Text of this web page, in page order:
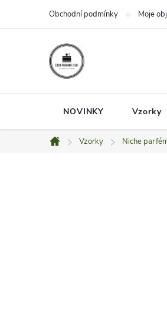
Obchodní podmínky Moje
NOVINKY Vzorky
Domů
Vzorky Niche